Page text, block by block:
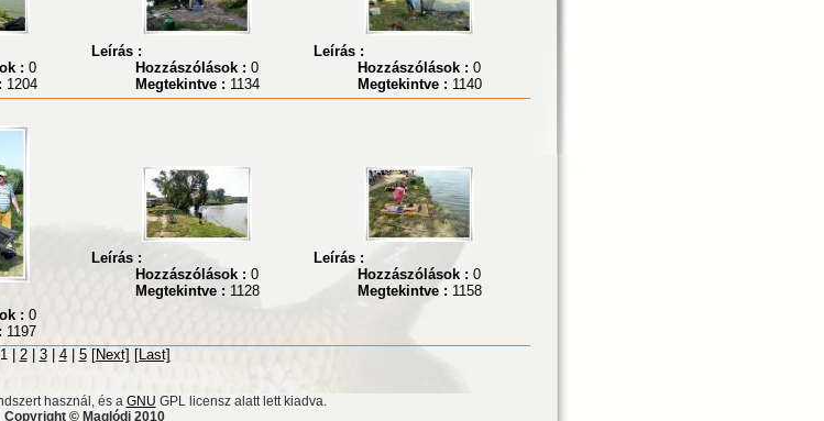
: 0
1204
Leírás :
Hozzászólások : 0
Megtekintve : 1134
Leírás :
Hozzászólások : 0
Megtekintve : 1140
: 0
1197
Leírás :
Hozzászólások : 0
Megtekintve : 1128
Leírás :
Hozzászólások : 0
Megtekintve : 1158
1 | 2| 3| 4| 5 [Next] [Last]
használ, és a GNU GPL licensz alatt lett kiadva.
Copyright © Maglódi 2010